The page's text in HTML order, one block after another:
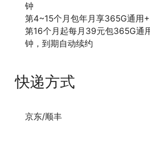
钟
第4~15个月包年月享365G通用
第16个月起每月39元包365G通
钟，到期自动续约
快递方式
京东/顺丰